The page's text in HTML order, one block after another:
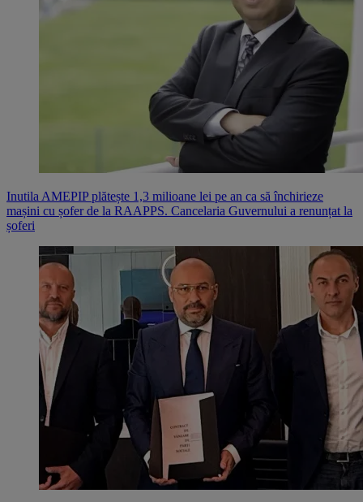
Inutila AMEPIP plătește 1,3 milioane lei pe an ca să închirieze
mașini cu șofer de la RAAPPS. Cancelaria Guvernului a renunțat la
șoferi